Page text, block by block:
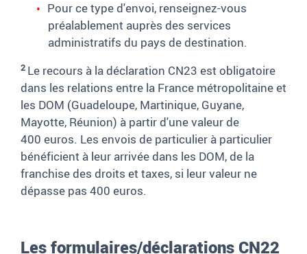
Pour ce type d'envoi, renseignez-vous
préalablement auprès des services
administratifs du pays de destination.
2 Le recours à la déclaration CN23 est obligatoire
dans les relations entre la France métropolitaine et
les DOM (Guadeloupe, Martinique, Guyane,
Mayotte, Réunion) à partir d'une valeur de
400 euros. Les envois de particulier à particulier
bénéficient à leur arrivée dans les DOM, de la
franchise des droits et taxes, si leur valeur ne
dépasse pas 400 euros.
Les formulaires/déclarations CN22